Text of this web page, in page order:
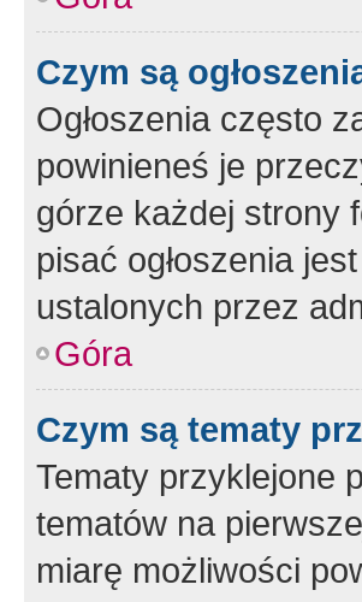
Czym są
Ogłoszenia często
powinieneś je
górze każdej strony
pisać ogłoszenia
ustalonych przez
Góra
Czym są tematy
Tematy przyklejone
tematów na
miarę możliwości